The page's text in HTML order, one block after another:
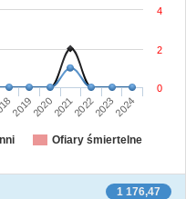
201920202021202220232024
0
2
4
Ofiary śmiertelne
1 176,47